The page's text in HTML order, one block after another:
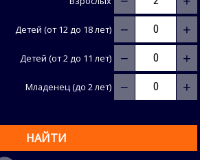
Детей (от 12 до 18 лет) − +
Детей (от 2 до 11 лет) − +
Младенец (до 2 лет) − +
НАЙТИ